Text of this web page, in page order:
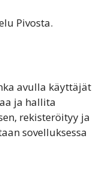
Pivosta.
avulla käyttäjät
ja hallita
rekisteröityy ja
sovelluksessa